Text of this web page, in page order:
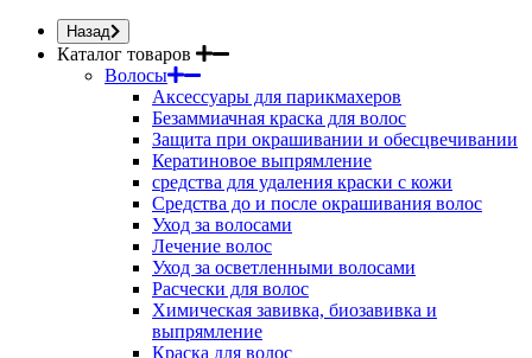
Назад
Каталог товаров
Волосы
Аксессуары для парикмахеров
Безаммиачная краска для волос
Защита при окрашивании и обесцвечивании
Кератиновое выпрямление
средства для удаления краски с кожи
Средства до и после окрашивания волос
Уход за волосами
Лечение волос
Уход за осветленными волосами
Расчески для волос
Химическая завивка, биозавивка и
выпрямление
Краска для волос